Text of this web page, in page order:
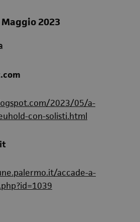
2023
2023/05/a-
con-solisti.html
accade-a-